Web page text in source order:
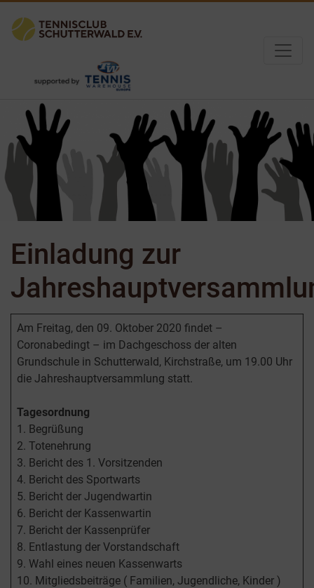
Einladung zur
Am Freitag, den 09. Oktober 2020 findet –
Coronabedingt – im Dachgeschoss der alten
Grundschule in Schutterwald, Kirchstraße, um 19.00 Uhr
die Jahreshauptversammlung statt.
Tagesordnung
1. Begrüßung
2. Totenehrung
3. Bericht des 1. Vorsitzenden
4. Bericht des Sportwarts
5. Bericht der Jugendwartin
6. Bericht der Kassenwartin
7. Bericht der Kassenprüfer
8. Entlastung der Vorstandschaft
9. Wahl eines neuen Kassenwarts
10. Mitgliedsbeiträge ( Familien, Jugendliche, Kinder )